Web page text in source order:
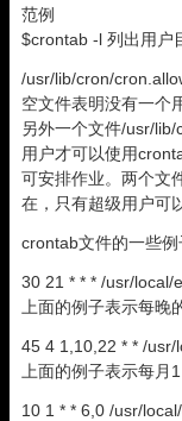
范例
$crontab -l 列出用户
/usr/lib/cron/
空文件表明没有一个
另外一个文件/usr/
用户才可以使用
可安排作业。两个文
在，只有超级用户可
crontab文件的一些例
30 21 * * * /usr/local/
上面的例子表示每晚
45 4 1,10,22 * * /
上面的例子表示每月
10 1 * * 6,0 /usr/